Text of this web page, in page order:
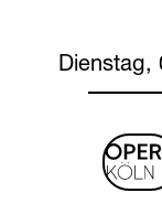
Dienstag,